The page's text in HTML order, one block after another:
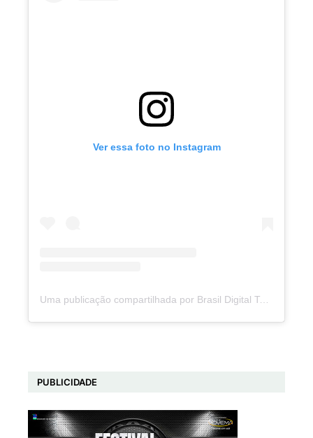
Ver essa foto no Instagram
Uma publicação compartilhada por Brasil Digital Telecom (@brasildigitaltelecom)
PUBLICIDADE